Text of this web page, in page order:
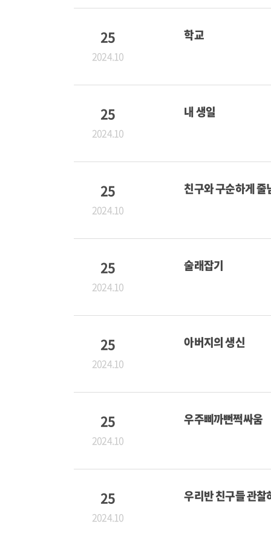
25
2024.10
학교
25
2024.10
내 생일
25
2024.10
친구와 구순하게 줄
25
2024.10
술래잡기
25
2024.10
아버지의 생신
25
2024.10
우주삐까뻔쩍싸움
25
2024.10
우리반 친구들 관찰